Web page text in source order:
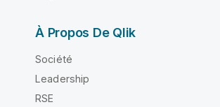
À Propos De Qlik
Société
Leadership
RSE